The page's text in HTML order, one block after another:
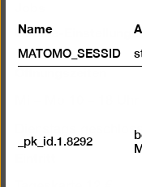
Cookie-
Öffnungszeiten
Dienstags
Eintritt
Name
MATOMO_SESSID
_pk_id.1.8292